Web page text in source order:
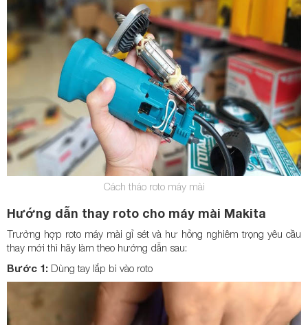
Cách tháo roto máy mài
Hướng dẫn thay roto cho máy mài Makita
Trường hợp roto máy mài gỉ sét và hư hỏng nghiêm trọng yêu cầu
thay mới thì hãy làm theo hướng dẫn sau:
Bước 1: Dùng tay lắp bi vào roto